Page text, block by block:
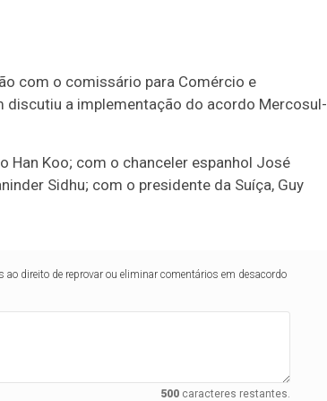
com o comissário para Comércio e
discutiu a implementação do acordo Mercosul-
Han Koo; com o chanceler espanhol José
Sidhu; com o presidente da Suíça, Guy
direito de reprovar ou eliminar comentários em desacordo
500caracteres restantes.